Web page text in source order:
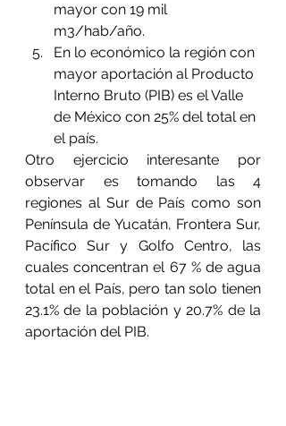
mayor con 19 mil
m3/hab/año.
En lo económico la región con
mayor aportación al Producto
Interno Bruto (PIB) es el Valle
de México con 25% del total en
el país.
Otro ejercicio interesante por
observar es tomando las 4
regiones al Sur de País como son
Península de Yucatán, Frontera Sur,
Pacífico Sur y Golfo Centro, las
cuales concentran el 67 % de agua
total en el País, pero tan solo tienen
23.1% de la población y 20.7% de la
aportación del PIB.